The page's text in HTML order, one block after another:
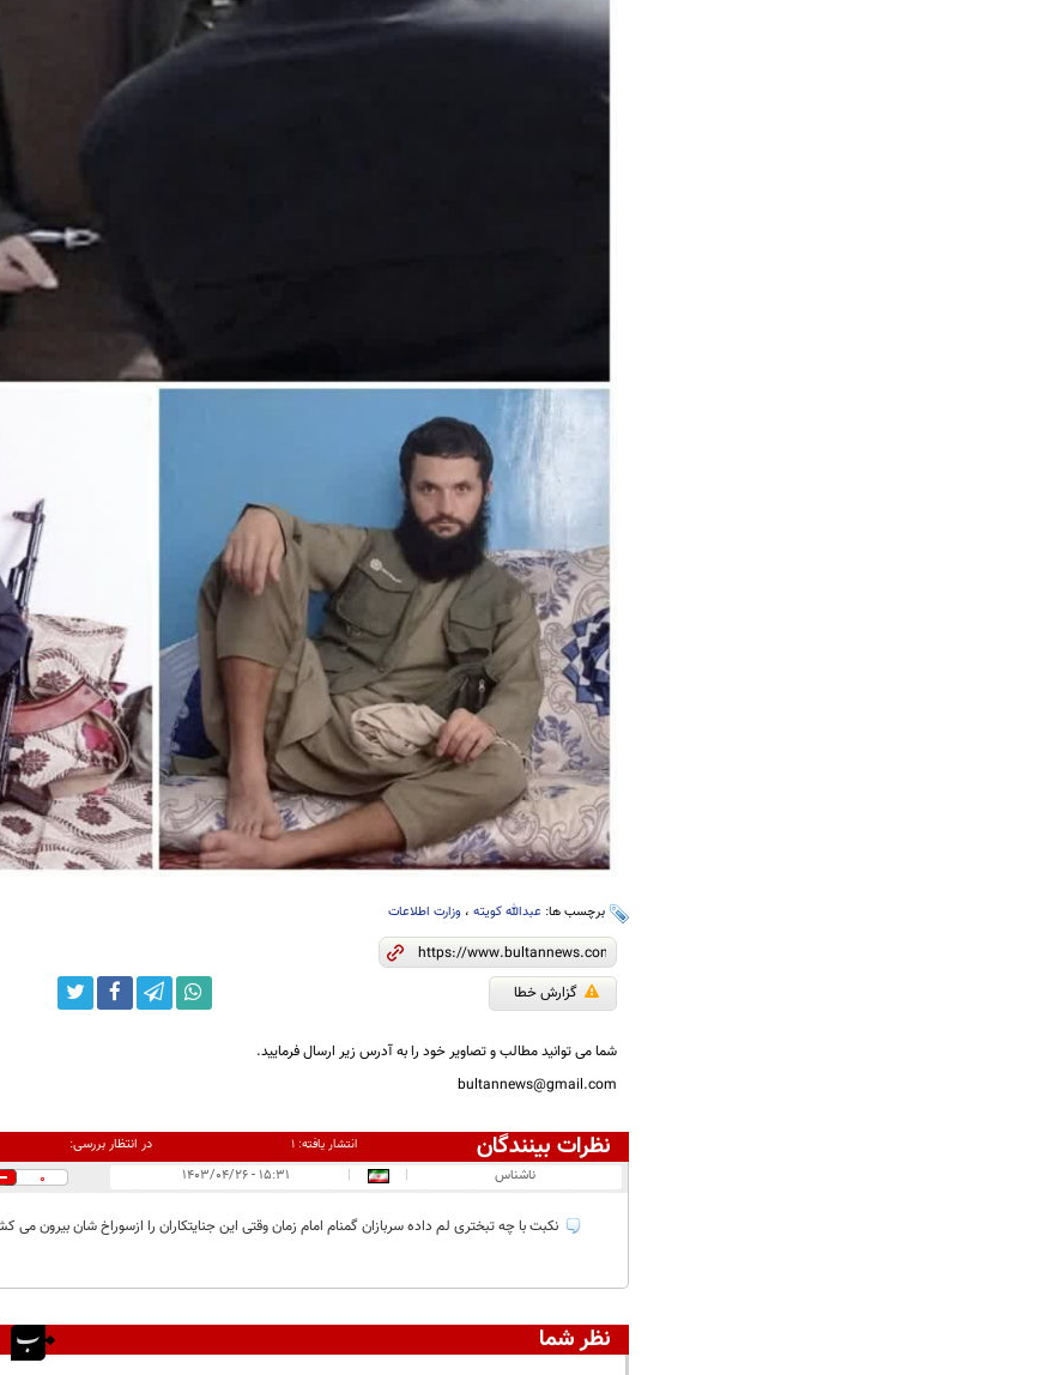
برچسب ها: عبدالله کویته، وزارت اطلاعات
گزارش خطا
شما می توانید مطالب و تصاویر خود را به آدرس زیر ارسال فرمایید.
bultannews@gmail.com
نظرات بینندگان انتشار یافته:۱ در انتظار بررسی:
ناشناس |
| ۱۵:۳۱ - ۱۴۰۳/۰۴/۲۶ 0
نکبت با چه تبختری لم داده سربازان گمنام امام زمان وقتی این جنایتکاران را ازسوراخ شان بیرون می
نظر شما